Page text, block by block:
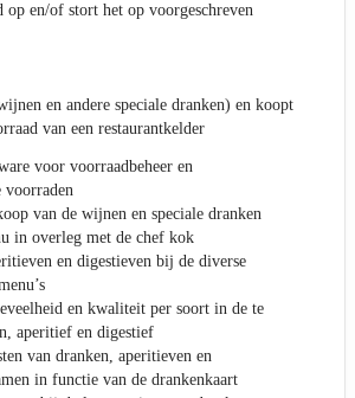
op en/of stort het op voorgeschreven
en andere speciale dranken) en koopt
van een restaurantkelder
voor voorraadbeheer en
voorraden
van de wijnen en speciale dranken
in overleg met de chef kok
en digestieven bij de diverse
en kwaliteit per soort in de te
aperitief en digestief
van dranken, aperitieven en
in functie van de drankenkaart